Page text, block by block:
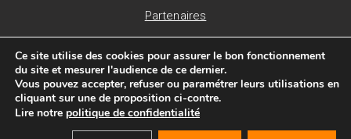
Partenaires
TimeTripper © 2026 - Développement :
Ce site utilise des cookies pour assurer le bon fonctionnement
du site et mesurer l'audience de ce dernier.
Vous pouvez accepter, refuser ou paramétrer leurs utilisations en
cliquant sur une de proposition ci-contre.
Lire notre politique de confidentialité